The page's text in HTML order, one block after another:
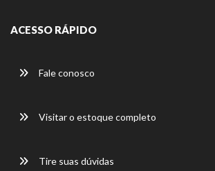
ACESSO RÁPIDO
Fale conosco
Visitar o estoque completo
Tire suas dúvidas